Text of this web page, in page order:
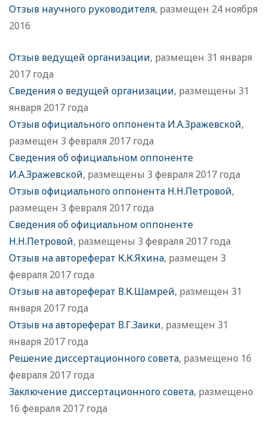
Отзыв научного руководителя, размещен 24 ноября
2016
Отзыв ведущей организации, размещен 31 января
2017 года
Сведения о ведущей организации, размещены 31
января 2017 года
Отзыв официального оппонента И.А.Зражевской,
размещен 3 февраля 2017 года
Сведения об официальном оппоненте
И.А.Зражевской, размещены 3 февраля 2017 года
Отзыв официального оппонента Н.Н.Петровой,
размещен 3 февраля 2017 года
Сведения об официальном оппоненте
Н.Н.Петровой, размещены 3 февраля 2017 года
Отзыв на автореферат К.К.Яхина, размещен 3
февраля 2017 года
Отзыв на автореферат В.К.Шамрей, размещен 31
января 2017 года
Отзыв на автореферат В.Г.Заики, размещен 31
января 2017 года
Решение диссертационного совета, размещено 16
февраля 2017 года
Заключение диссертационного совета, размещено
16 февраля 2017 года